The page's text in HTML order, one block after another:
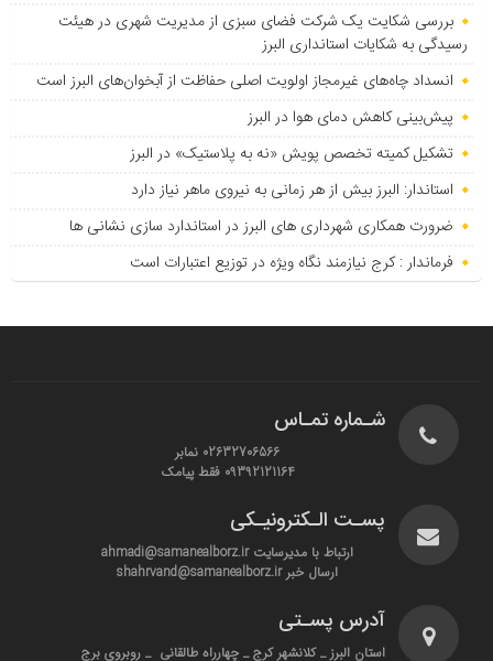
بررسی شکایت یک شرکت فضای سبزی از مدیریت شهری در هیئت
رسیدگی به شکایات استانداری البرز
انسداد چاه‌های غیرمجاز اولویت اصلی حفاظت از آبخوان‌های البرز است
پیش‌بینی کاهش دمای هوا در البرز
تشکیل کمیته تخصص پویش «نه به پلاستیک» در البرز
استاندار: البرز بیش از هر زمانی به نیروی ماهر نیاز دارد
ضرورت همکاری شهرداری های البرز در استاندارد سازی نشانی ها
فرماندار : کرج نیازمند نگاه ویژه در توزیع اعتبارات است
شـماره تمـاس
02632706566 نمابر
09392121164 فقط پیامک
پسـت الـکترونیـکی
ارتباط با مدیرسایت ahmadi@samanealborz.ir
ارسال خبر shahrvand@samanealborz.ir
آدرس پسـتی
استان البرز _ کلانشهر کرج _ چهارراه طالقانی _ روبروی برج